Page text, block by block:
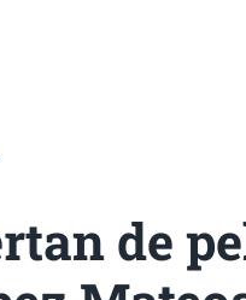
de